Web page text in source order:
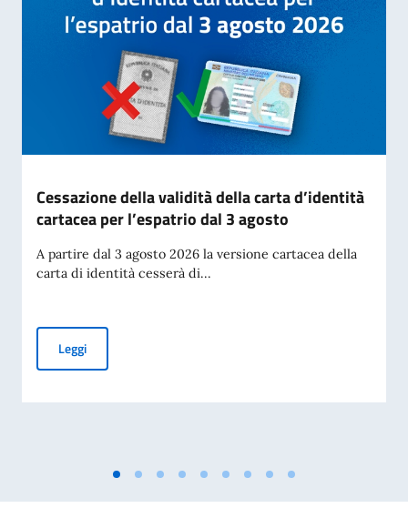
Cessazione della validità della carta d’identità
cartacea per l’espatrio dal 3 agosto
A partire dal 3 agosto 2026 la versione cartacea della
carta di identità cesserà di...
LeggiCessazione della validità della carta d’identità cartacea